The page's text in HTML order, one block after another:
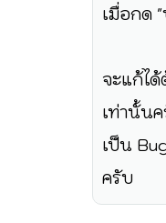
Lorlertsakulเมื่อกด
จะแก้ได้
เท่านั้น
เป็น
ครับ